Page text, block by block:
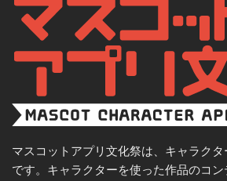
マスコットアプリ文化祭は、キャラク
です。キャラクターを使った作品のコ